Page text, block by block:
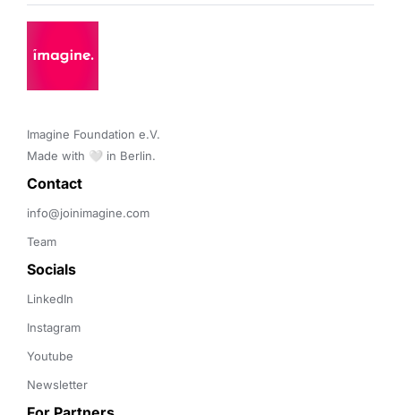
Imagine Foundation e.V.
Made with 🤍 in Berlin.
Contact
info@joinimagine.com
Team
Socials
LinkedIn
Instagram
Youtube
Newsletter